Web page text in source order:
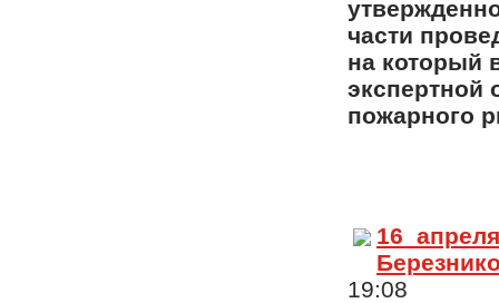
части
на который
экспертной
пожарного
16
19:08